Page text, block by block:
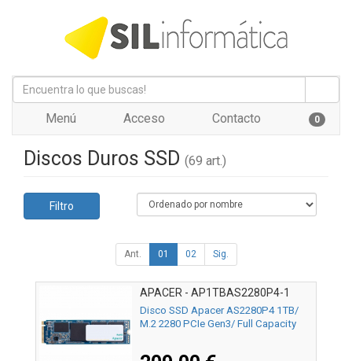
Menú Acceso Contacto 0
Discos Duros SSD (69 art.)
Filtro
Ant. 01 02 Sig.
APACER - AP1TBAS2280P4-1
Disco SSD Apacer AS2280P4 1TB/
M.2 2280 PCIe Gen3/ Full Capacity